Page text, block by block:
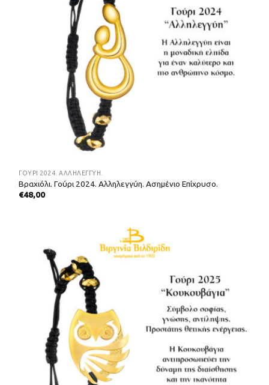
ΓΟΎΡΙ 2024. ΑΛΛΗΛΕΓΓΎΗ.
Βραχιόλι. Γούρι 2024. Αλληλεγγύη. Ασημένιο Επίχρυσο.
€48,00